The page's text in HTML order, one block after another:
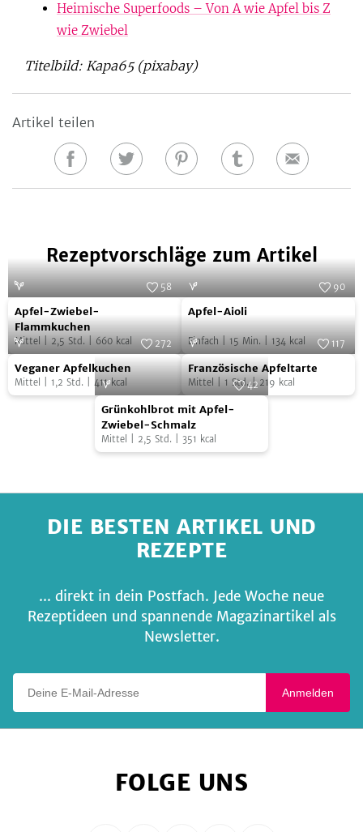
Heimische Superfoods – Von A wie Apfel bis Z
wie Zwiebel
Titelbild: Kapa65 (pixabay)
Artikel teilen
Auf
Auf
Auf
Auf
E-
Rezeptvorschläge zum Artikel
Apfel-
Zwiebel-
Flammkuchen
Foto: Franziska von "Have a Try"
58
Apfel-Zwiebel-
Flammkuchen
Mittel 2,5 Std. 660 kcal
Apfel-
Aioli
90
Apfel-Aioli
Einfach 15 Min. 134 kcal
Veganer
Apfelkuchen
Foto: SevenCooks
272
Veganer Apfelkuchen
Mittel 1,2 Std. 411kcal
Französische
Apfeltarte
Foto:
117
Französische Apfeltarte
Mittel 1 Std.|219 kcal
Grünkohlbrot
mit
Apfel-
Foto: Rogge & Jankovic Fotografen /
Kosmos Verlag
42
Grünkohlbrot mit Apfel-
Zwiebel-Schmalz
Mittel 2,5 Std. 351 kcal
DIE BESTEN ARTIKEL UND
REZEPTE
... direkt in dein Postfach. Jede Woche neue
Rezeptideen und spannende Magazinartikel als
Newsletter.
Anmelden
FOLGE UNS